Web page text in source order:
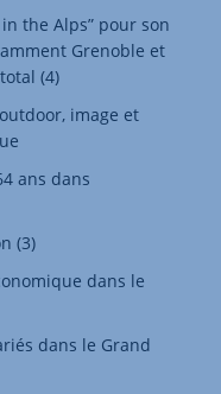
the Alps” pour son
Grenoble et
(4)
image et
ans dans
(3)
dans le
dans le Grand